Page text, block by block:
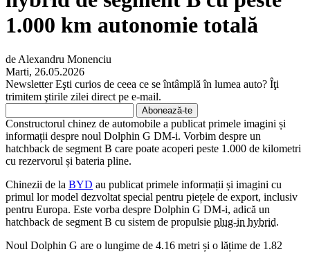
1.000 km autonomie totală
de Alexandru Monenciu
Marti, 26.05.2026
Newsletter Eşti curios de ceea ce se întâmplă în lumea auto? Îţi
trimitem ştirile zilei direct pe e-mail.
Constructorul chinez de automobile a publicat primele imagini și
informații despre noul Dolphin G DM-i. Vorbim despre un
hatchback de segment B care poate acoperi peste 1.000 de kilometri
cu rezervorul și bateria pline.
Chinezii de la BYD au publicat primele informații și imagini cu
primul lor model dezvoltat special pentru piețele de export, inclusiv
pentru Europa. Este vorba despre Dolphin G DM-i, adică un
hatchback de segment B cu sistem de propulsie plug-in hybrid.
Noul Dolphin G are o lungime de 4.16 metri și o lățime de 1.82